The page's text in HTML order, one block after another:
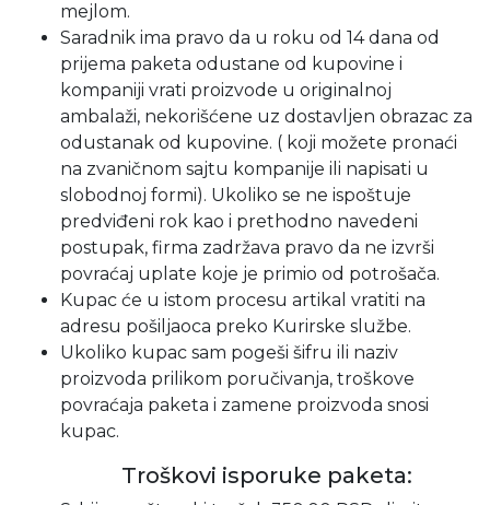
mejlom.
Saradnik ima pravo da u roku od 14 dana od
prijema paketa odustane od kupovine i
kompaniji vrati proizvode u originalnoj
ambalaži, nekorišćene uz dostavljen obrazac za
odustanak od kupovine. ( koji možete pronaći
na zvaničnom sajtu kompanije ili napisati u
slobodnoj formi). Ukoliko se ne ispoštuje
predviđeni rok kao i prethodno navedeni
postupak, firma zadržava pravo da ne izvrši
povraćaj uplate koje je primio od potrošača.
Kupac će u istom procesu artikal vratiti na
adresu pošiljaoca preko Kurirske službe.
Ukoliko kupac sam pogeši šifru ili naziv
proizvoda prilikom poručivanja, troškove
povraćaja paketa i zamene proizvoda snosi
kupac.
Troškovi isporuke paketa: